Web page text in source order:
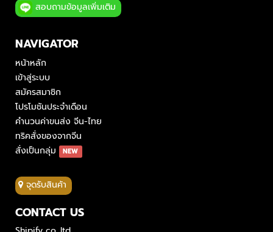
สอบถามข้อมูลเพิ่มเติม
NAVIGATOR
หน้าหลัก
เข้าสู่ระบบ
สมัครสมาชิก
โปรโมชันประจำเดือน
คำนวนค่าขนส่ง จีน-ไทย
ทริคสั่งของจากจีน
สั่งเป็นกลุ่ม
NEW
จุดรับสินค้า
CONTACT US